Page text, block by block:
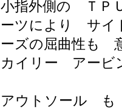
小指外側の Ｔ
ーツにより サイ
ーズの屈曲性も
カイリー アー
アウトソール